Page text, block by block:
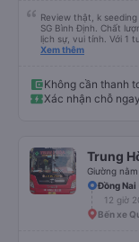
Review thật, k
SG Bình Định. Chất
lịch sự, vui tính. Với 1
này là điểm cộng lớn,
định ủng hộ tiếp nhà
xe chạy thêm nhiều
điểm trừ thì chỉ có
Xem thêm
Không cần thanh
Xác nhận chỗ
Trung
Giường
Đồng Nai
12 giờ
Bến xe